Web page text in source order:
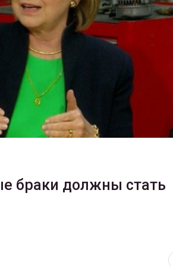
браки должны стать
В Берлине
легализацию
Июл